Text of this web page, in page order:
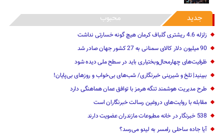
جدید محبوب
زلزله 4.6 ریشتری گلباف کرمان هیچ گونه خسارتی نداشت
90 میلیون دلار کالای سمنانی به 27 کشور جهان صادر شد
ظرفیت‌های چهارمحال‌وبختیاری باید در سطح ملی دیده شود
ببینید| تلخ و شیرینی خبرنگاری/‌ شب‌های بی‌خواب و روزهای بی‌پایان!
طرح مدیریت هوشمند تنگه هرمز با توافق عمان هماهنگی دارد
مقابله با روایت‌های دروغین رسالت خبرنگاران است
538 خبرنگار در خانه مطبوعات مازندران عضویت دارند
آیا جاده ساحلی رامسر به لیدو می‌رسد؟